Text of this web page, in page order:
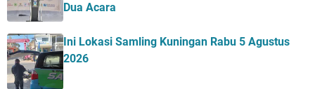
Dua Acara
Ini Lokasi Samling Kuningan Rabu 5 Agustus
2026